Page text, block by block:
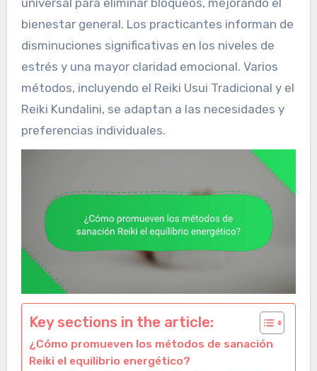
bienestar general. Los practicantes informan de
disminuciones significativas en los niveles de
estrés y una mayor claridad emocional. Varios
métodos, incluyendo el Reiki Usui Tradicional y el
Reiki Kundalini, se adaptan a las necesidades y
preferencias individuales.
Key sections in the article:
¿Cómo promueven los métodos de sanación
Reiki el equilibrio energético?